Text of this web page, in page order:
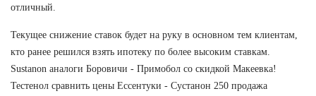
отличный.
Текущее снижение ставок будет на руку в основном тем клиентам,
кто ранее решился взять ипотеку по более высоким ставкам.
Sustanon аналоги Боровичи - Примобол со скидкой Макеевка!
Тестенол сравнить цены Ессентуки - Сустанон 250 продажа